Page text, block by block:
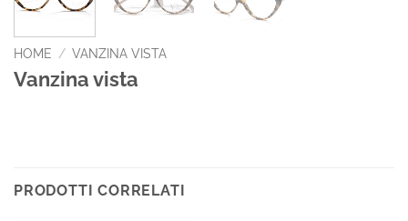
HOME / VANZINA VISTA
Vanzina vista
PRODOTTI CORRELATI